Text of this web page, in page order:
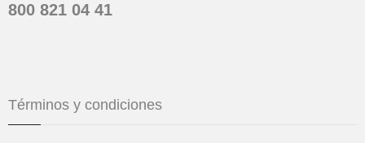
800 821 04 41
Términos y condiciones